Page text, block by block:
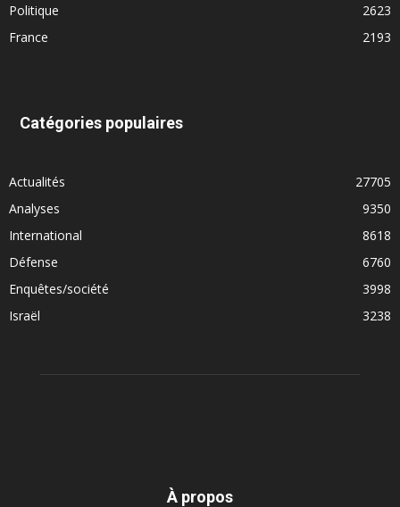
Politique
2623
France
2193
Catégories populaires
Actualités
27705
Analyses
9350
International
8618
Défense
6760
Enquêtes/société
3998
Israël
3238
À propos